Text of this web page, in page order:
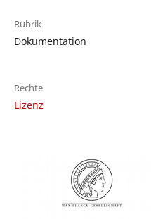
Rubrik
Dokumentation
Rechte
Lizenz